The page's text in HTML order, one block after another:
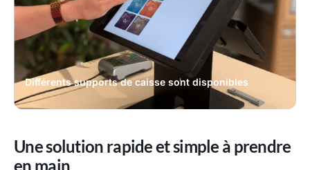
Différents supports de caisse sont disponibles
Une solution rapide et simple à prendre
en main